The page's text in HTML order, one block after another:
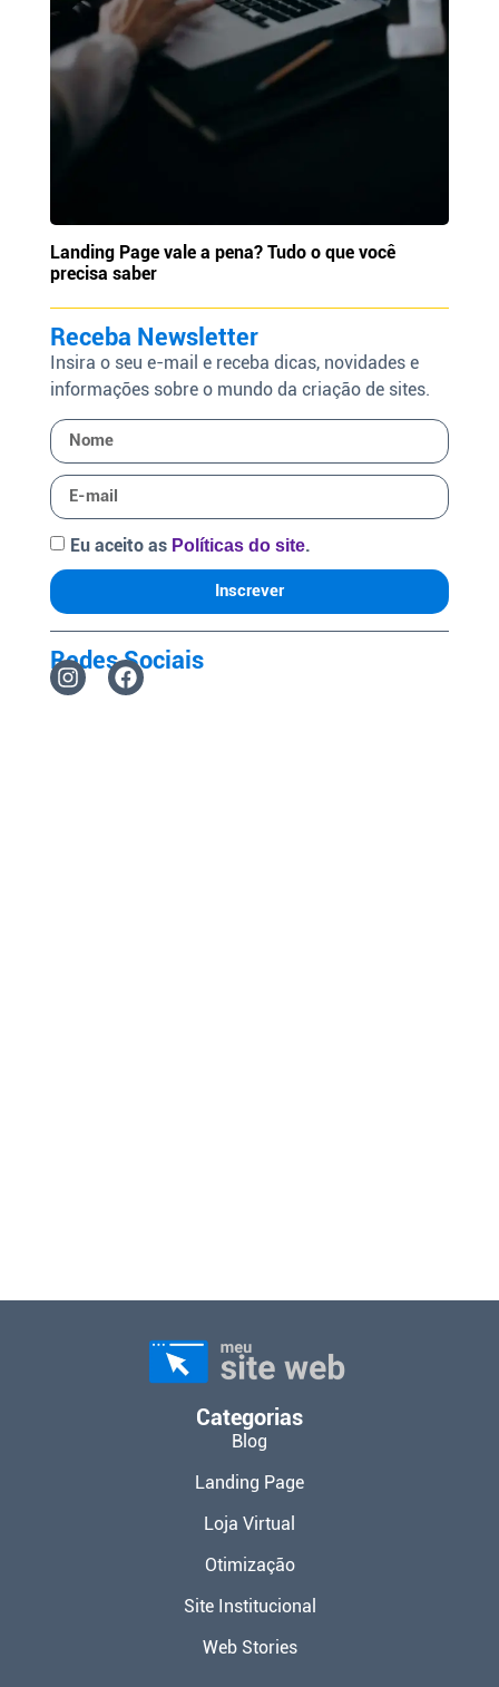
Landing Page vale a pena? Tudo o que você
precisa saber
Receba Newsletter
Insira o seu e-mail e receba dicas, novidades e
informações sobre o mundo da criação de sites.
Eu aceito as Políticas do site.
Inscrever
Redes Sociais
Categorias
Blog
Landing Page
Loja Virtual
Otimização
Site Institucional
Web Stories